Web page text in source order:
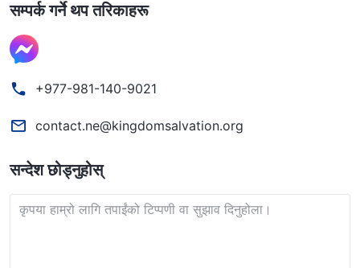
सम्पर्क गर्ने थप तरिकाहरू
+977-981-140-9021
contact.ne@kingdomsalvation.org
सन्देश छोड्नुहोस्
कृपया हाम्रो लागि तपाईंको टिप्पणी वा सुझाव दिनुहोला।